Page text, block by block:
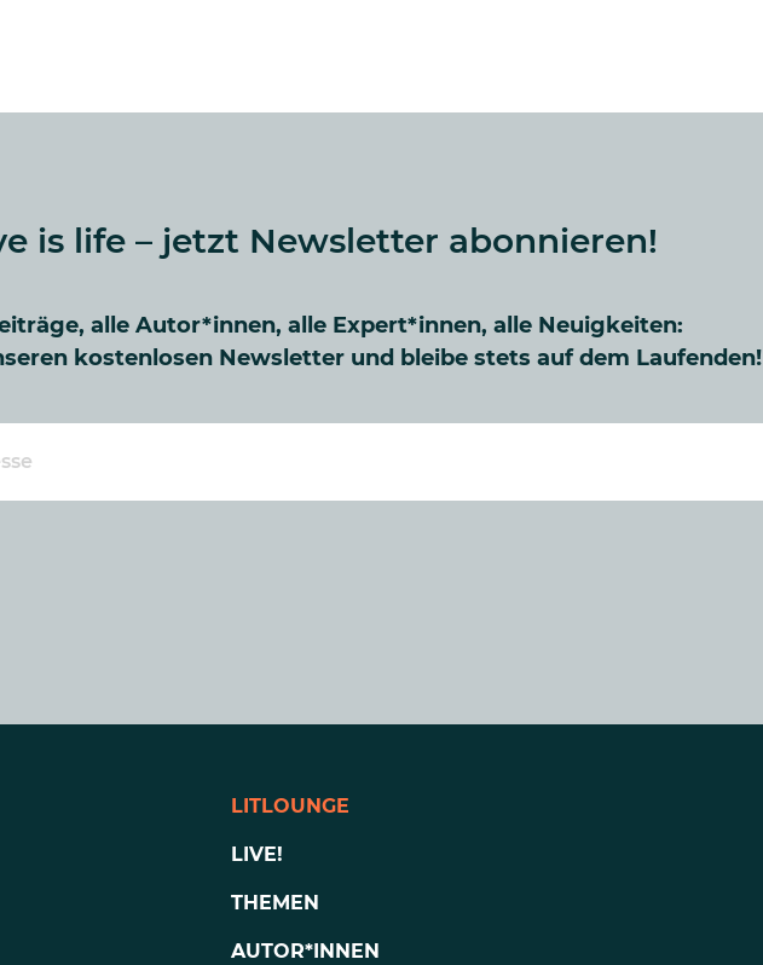
is life – jetzt Newsletter abonnieren!
alle Autor*innen, alle Expert*innen, alle Neuigkeiten:
kostenlosen Newsletter und bleibe stets auf dem Laufenden!
LITLOUNGE
LIVE!
THEMEN
AUTOR*INNEN